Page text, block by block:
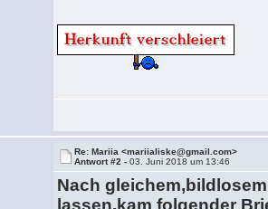
Re: Mariia <mariialiske@gmail.com>
Antwort #2 -03. Juni 2018 um 13:46
Nach
lassen,kam folgender